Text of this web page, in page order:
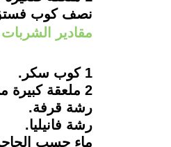
نصف كوب فستق
مقادير الشربات
1 كوب سكر.
2 ملعقة كبيرة من عصير الليمون.
رشة قرفة.
رشة فانيليا.
ماء حسب